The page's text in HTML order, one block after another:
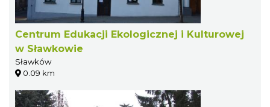
Centrum Edukacji Ekologicznej i Kulturowej
w Sławkowie
Sławków
0.09 km